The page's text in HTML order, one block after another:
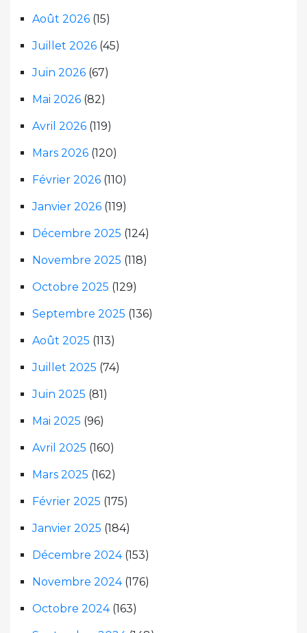
Août 2026 (15)
Juillet 2026 (45)
Juin 2026 (67)
Mai 2026 (82)
Avril 2026 (119)
Mars 2026 (120)
Février 2026 (110)
Janvier 2026 (119)
Décembre 2025 (124)
Novembre 2025 (118)
Octobre 2025 (129)
Septembre 2025 (136)
Août 2025 (113)
Juillet 2025 (74)
Juin 2025 (81)
Mai 2025 (96)
Avril 2025 (160)
Mars 2025 (162)
Février 2025 (175)
Janvier 2025 (184)
Décembre 2024(153)
Novembre 2024(176)
Octobre 2024(163)